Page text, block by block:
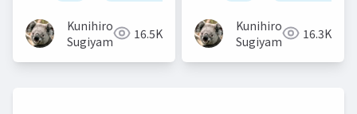
Kunihiro
Sugiyama
16.5K
Kunihiro
Sugiyama
16.3K